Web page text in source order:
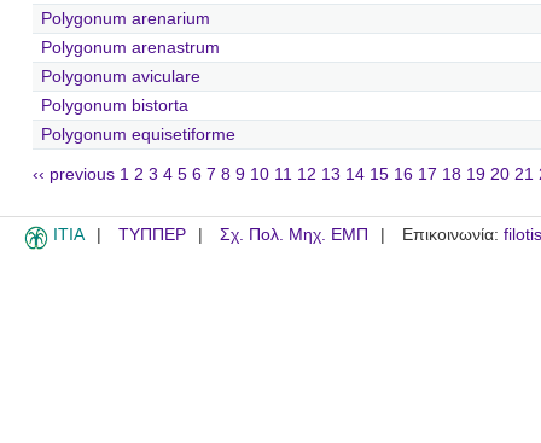
Polygonum arenarium
Polygonum arenastrum
Polygonum aviculare
Polygonum bistorta
Polygonum equisetiforme
‹‹ previous 1 2 3 4 5 6 7 8 9 10 11 12 13 14 15 16 17 18 19 20 21
ITIA ΤΥΠΠΕΡ Σχ. Πολ. Μηχ. ΕΜΠ Επικοινωνία: